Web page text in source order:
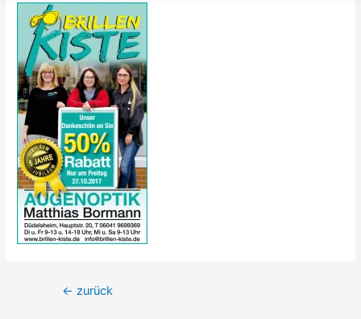
Beitrags-
← zurück